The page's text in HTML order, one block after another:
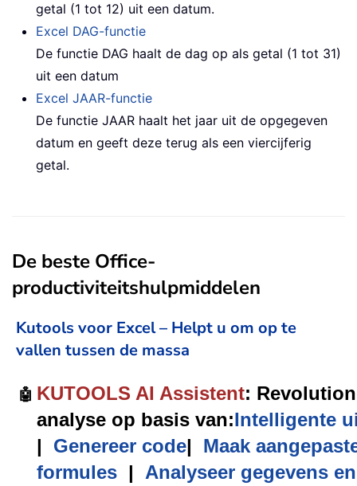
getal (1 tot 12) uit een datum.
Excel DAG-functie
De functie DAG haalt de dag op als getal (1 tot 31)
uit een datum
Excel JAAR-functie
De functie JAAR haalt het jaar uit de opgegeven
datum en geeft deze terug als een viercijferig
getal.
De beste Office-
productiviteitshulpmiddelen
Kutools voor Excel – Helpt u om op te
vallen tussen de massa
🤖 KUTOOLS AI Assistent:
analyse op basis van:Intelligente
|
Genereer code|
Maak
formules |
Analyseer gegevens